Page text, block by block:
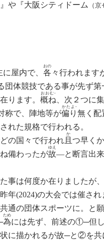
や 『大阪シティドーム （
屋内で、 各
おの
々行われます
団体競技である事が先ず第
ります。 概ね
おおむ‐
、次２つに
称で、陣地等が偏り
かたよ‐
無く配
れた規格で行われる 。
どの国々で行われ 且
か
つ早く
備わったが故
ゆえ
―と断言出
事は何度か在りましたが
年(2024)の大会では催さ
通の団体スポーツに 。
と
為
ため
には先ず、前述の①─但
に描かれるが故─と②を共